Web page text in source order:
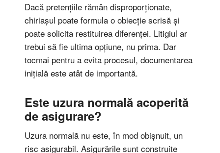
Dacă pretențiile rămân disproporționate,
chiriașul poate formula o obiecție scrisă și
poate solicita restituirea diferenței. Litigiul ar
trebui să fie ultima opțiune, nu prima. Dar
tocmai pentru a evita procesul, documentarea
inițială este atât de importantă.
Este uzura normală acoperită
de asigurare?
Uzura normală nu este, în mod obișnuit, un
risc asigurabil. Asigurările sunt construite